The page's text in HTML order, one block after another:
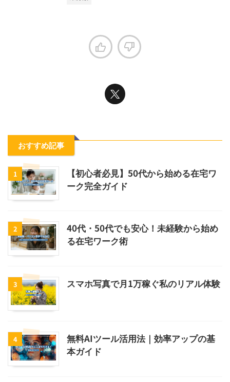
おすすめ記事
1
【初心者必見】50代から始める在宅ワ
ーク完全ガイド
2
40代・50代でも安心！未経験から始め
る在宅ワーク術
3 スマホ写真で月1万稼ぐ私のリアル体験
4
無料AIツール活用法｜効率アップの基
本ガイド